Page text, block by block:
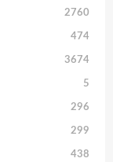
2760
474
3674
5
296
299
438